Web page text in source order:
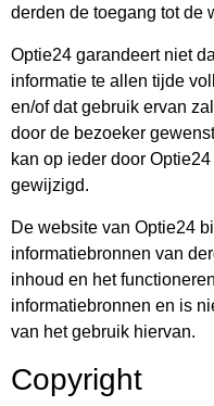
derden de toegang tot de
Optie24 garandeert niet
informatie te allen tijde
en/of dat gebruik ervan
door de bezoeker
kan op ieder door
gewijzigd.
De website van Optie24
informatiebronnen van
inhoud en het
informatiebronnen en is
van het gebruik hiervan.
Copyright